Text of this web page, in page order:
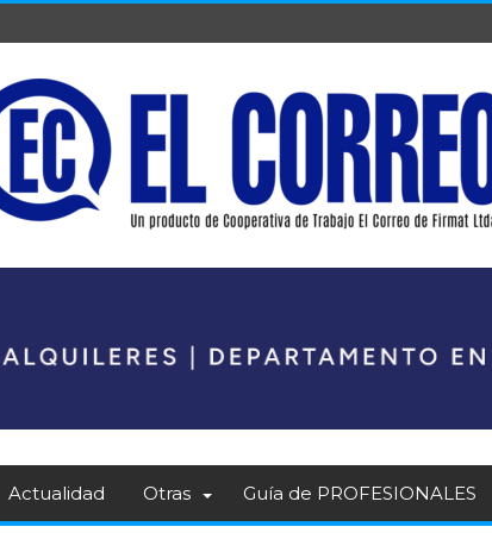
Actualidad Otras Guía de PROFESIONALES